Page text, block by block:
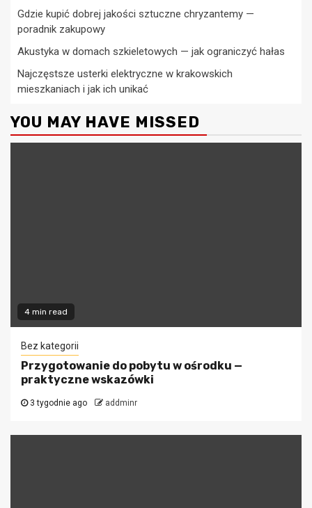
Gdzie kupić dobrej jakości sztuczne chryzantemy —
poradnik zakupowy
Akustyka w domach szkieletowych — jak ograniczyć hałas
Najczęstsze usterki elektryczne w krakowskich
mieszkaniach i jak ich unikać
YOU MAY HAVE MISSED
4 min read
Bez kategorii
Przygotowanie do pobytu w ośrodku —
praktyczne wskazówki
3 tygodnie ago addminr